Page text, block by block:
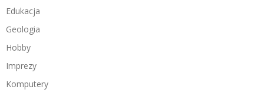
Edukacja
Geologia
Hobby
Imprezy
Komputery